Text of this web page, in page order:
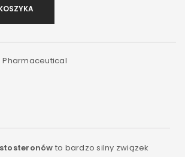
Pharmaceutical
to bardzo silny związek